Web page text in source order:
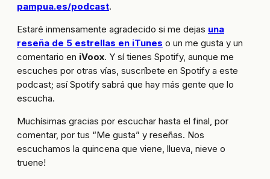
pampua.es/podcast.
Estaré inmensamente agradecido si me dejas una
reseña de 5 estrellas en iTunes o un me gusta y un
comentario en iVoox. Y sí tienes Spotify, aunque me
escuches por otras vías, suscríbete en Spotify a este
podcast; así Spotify sabrá que hay más gente que lo
escucha.
Muchísimas gracias por escuchar hasta el final, por
comentar, por tus “Me gusta” y reseñas. Nos
escuchamos la quincena que viene, llueva, nieve o
truene!